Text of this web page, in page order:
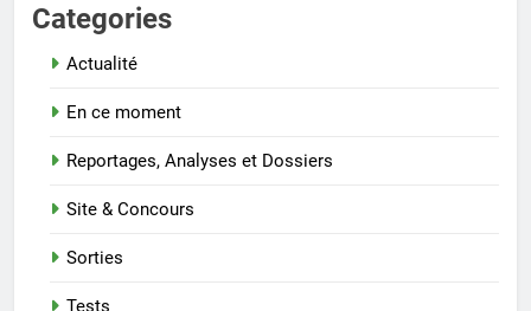
Categories
Actualité
En ce moment
Reportages, Analyses et Dossiers
Site & Concours
Sorties
Tests